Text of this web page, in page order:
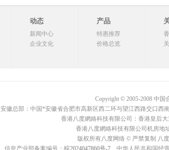
动态
新闻中心
企业文化
产品
特惠推荐
价格总览
Copyright © 2005-2008 中国
安徽总部：中国*安徽省合肥市高新区西二环与望江西路交口西
香港八度網絡科技有限公司：香港皇后大
香港八度網絡科技有限公司机房地
版权所有八度网络 © 严禁复制
信息产业部备案编号： 皖2024047860号-7中华人民共和国经营